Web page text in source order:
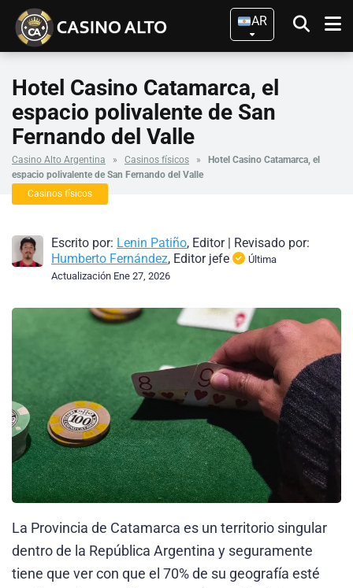
AR
Hotel Casino Catamarca, el
espacio polivalente de San
Fernando del Valle
Casino Alto Argentina » Casinos físicos »
Hotel Casino Catamarca, el
espacio polivalente de San Fernando del Valle
Casinos físicos
Escrito por: Lenin Patiño, Editor | Revisado por:
Humberto Fernández, Editor jefe
Última
Actualización Ene 27, 2026
La Provincia de Catamarca es un territorio singular
dentro de la República Argentina y seguramente
tiene que ver con que el 70% de su geografía esté